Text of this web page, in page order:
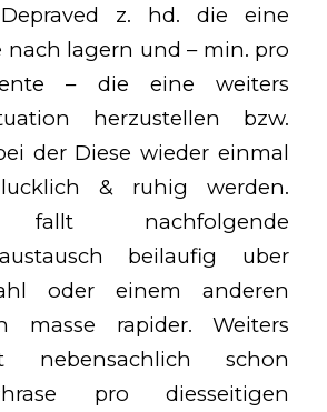
z. hd. die eine
nach lagern und – min. pro
– die eine weiters
herzustellen bzw.
der Diese wieder einmal
& ruhig werden.
fallt nachfolgende
beilaufig uber
oder einem anderen
masse rapider. Weiters
nebensachlich schon
pro diesseitigen